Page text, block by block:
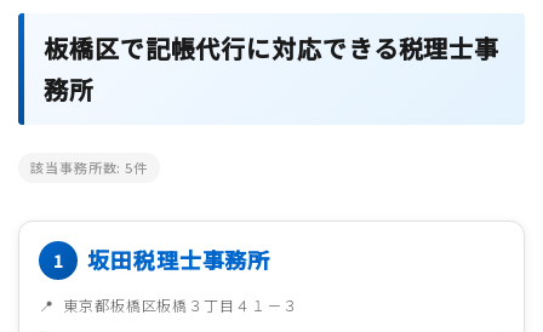
板橋区で記帳代行に対応できる税理士事
務所
該当事務所数:5件
坂田税理士事務所
東京都板橋区板橋３丁目４１－３